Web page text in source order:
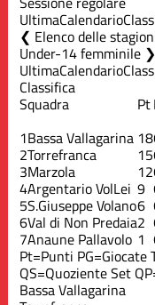
UltimaCalendario
Elenco delle
Under-14 femminile
UltimaCalendario
Classifica
Squadra Pt
1Bassa Vallagarina 18
2Torrefranca 15
3Marzola 12
4Argentario VolLei 9
5S.Giuseppe Volano6
6Val di Non Predaia2
7Anaune Pallavolo 1
Pt=Punti PG=Giocate
QS=Quoziente Set
Bassa Vallagarina